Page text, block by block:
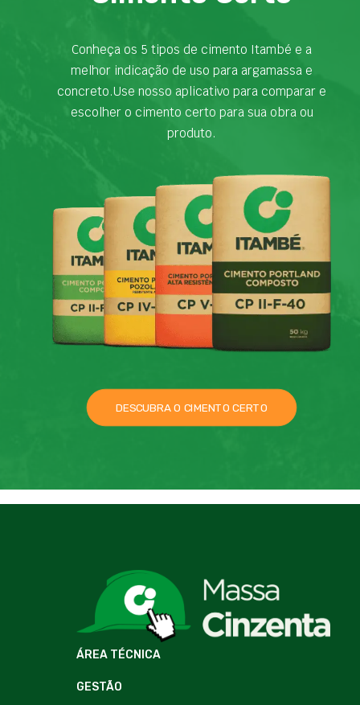
Conheça os 5 tipos de cimento Itambé e a
melhor indicação de uso para argamassa e
concreto.Use nosso aplicativo para comparar e
escolher o cimento certo para sua obra ou
produto.
DESCUBRA O CIMENTO CERTO
ÁREA TÉCNICA
GESTÃO